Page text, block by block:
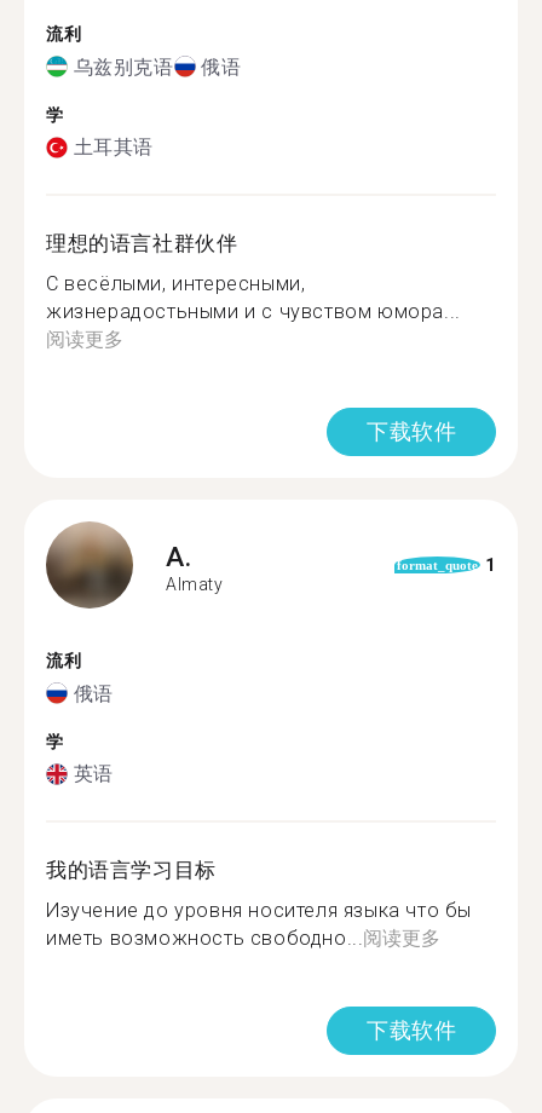
流利
乌兹别克语 俄语
学
土耳其语
理想的语言社群伙伴
С весёлыми, интересными,
жизнерадостьными и с чувством юмора...
阅读更多
下载软件
A.
Almaty
format_quote 1
流利
俄语
学
英语
我的语言学习目标
Изучение до уровня носителя языка что бы
иметь возможность свободно...阅读更多
下载软件